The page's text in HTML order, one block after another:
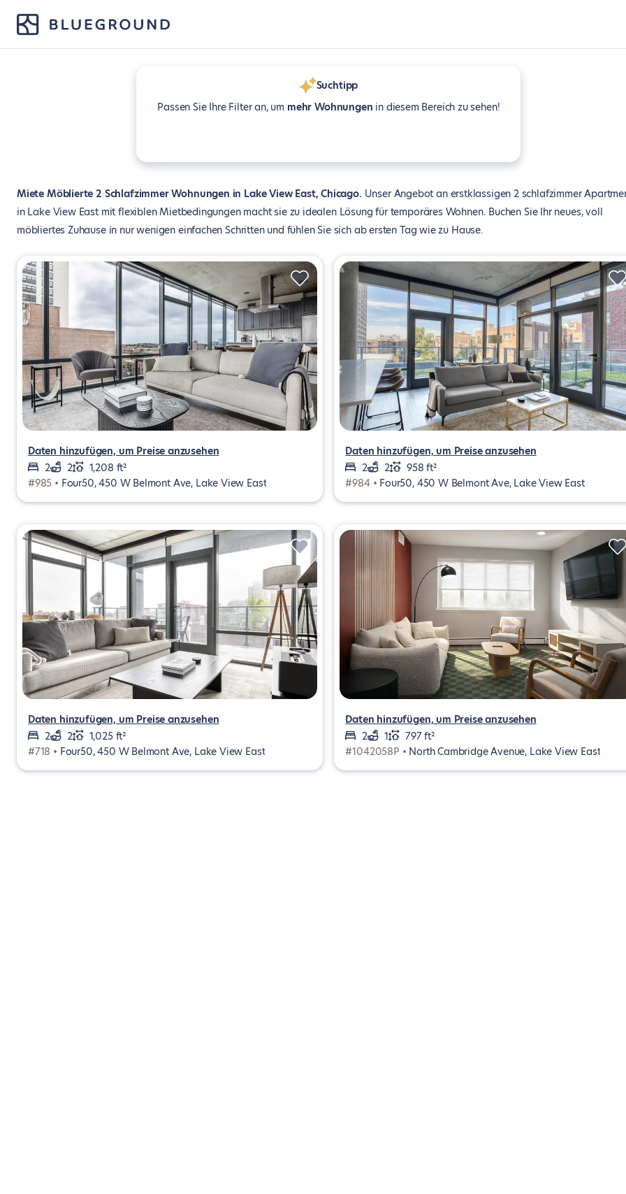
Suchtipp
Passen Sie Ihre Filter an, um mehr Wohnungen in diesem Bereich zu sehen!
Miete Möblierte 2 Schlafzimmer Wohnungen in Lake View East, Chicago Unser Angebot an erstklassigen 2 schlafzimmer
in Lake View East mit flexiblen Mietbedingungen macht sie zu idealen Lösung für temporäres Wohnen. Buchen Sie Ihr neues, voll
möbliertes Zuhause in nur wenigen einfachen Schritten und fühlen Sie sich ab ersten Tag wie zu Hause.
Daten hinzufügen, um Preise anzusehen
2
2
1,208 ft²
#985 • Four50, 450 W Belmont Ave, Lake View East
Daten hinzufügen, um Preise anzusehen
2
2
958 ft²
#984 • Four50, 450 W Belmont Ave, Lake View East
Daten hinzufügen, um Preise anzusehen
2
2
1,025 ft²
#718 • Four50, 450 W Belmont Ave, Lake View East
Daten hinzufügen, um Preise anzusehen
2
1
797 ft²
#1042058P • North Cambridge Avenue, Lake View East